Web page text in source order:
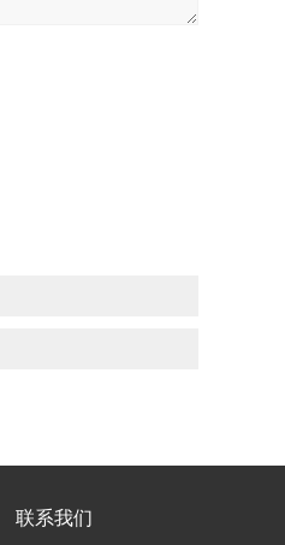
联系我们